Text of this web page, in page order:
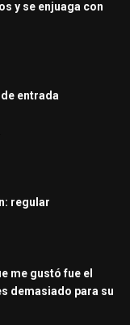
y se enjuaga con
entrada
regular
me gustó fue el
demasiado para su